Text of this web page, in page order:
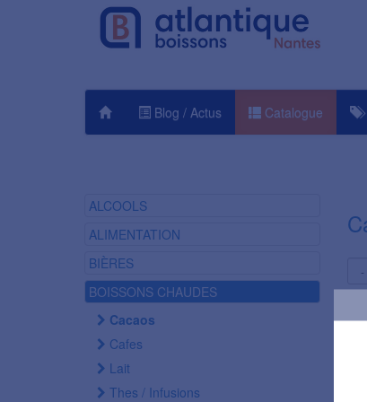
Blog / Actus Catalogue
ALCOOLS
ALIMENTATION
BIÈRES
BOISSONS CHAUDES
Cacaos
Cafes
Lait
Thes / Infusions